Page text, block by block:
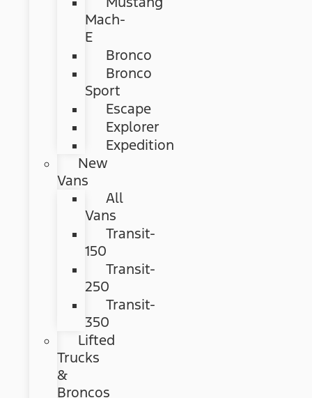
Mach-
E
Bronco
Bronco
Sport
Escape
Explorer
Expedition
New
Vans
All
Vans
Transit-
150
Transit-
250
Transit-
350
Lifted
Trucks
&
Broncos